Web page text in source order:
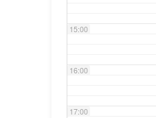
15:00
16:00
17:00